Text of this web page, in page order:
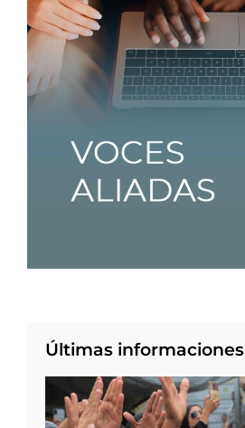
Últimas informaciones